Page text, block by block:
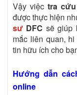
Vậy việctra
được thực hiện
sư DFC sẽ giúp
mắc liên quan,
tin hữu ích cho
Hướng dẫn
online